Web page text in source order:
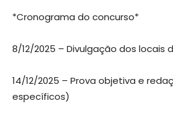
*Cronograma do concurso*
8/12/2025 – Divulgação dos locais
14/12/2025 – Prova objetiva e
específicos)